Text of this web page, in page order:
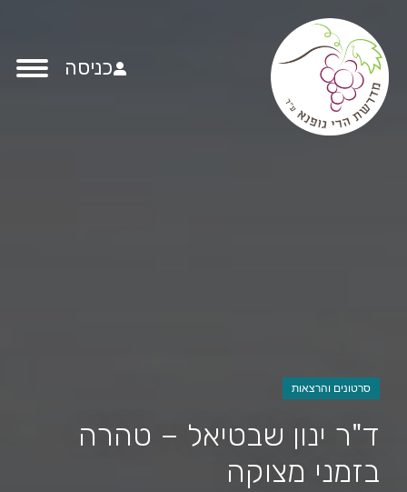
כניסה
סרטונים והרצאות
ד"ר ינון שבטיאל – טהרה
בזמני מצוקה